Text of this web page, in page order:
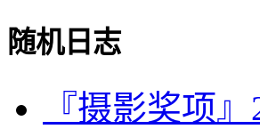
随机日志
『摄影奖项